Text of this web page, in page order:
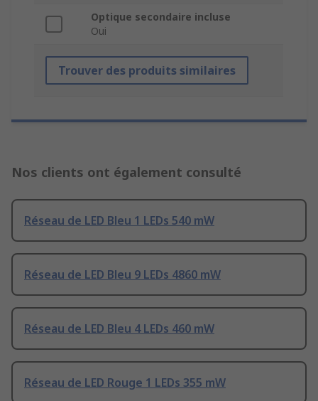
Optique secondaire incluse
Oui
Trouver des produits similaires
Nos clients ont également consulté
Réseau de LED Bleu 1 LEDs 540 mW
Réseau de LED Bleu 9 LEDs 4860 mW
Réseau de LED Bleu 4 LEDs 460 mW
Réseau de LED Rouge 1 LEDs 355 mW